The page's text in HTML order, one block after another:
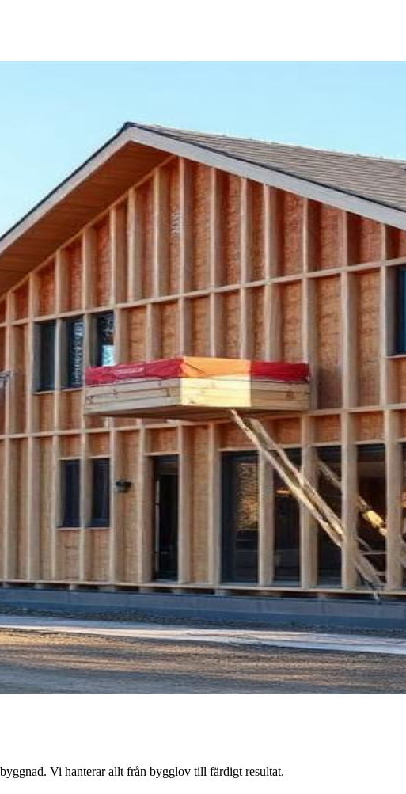
Vi hanterar allt från bygglov till färdigt resultat.